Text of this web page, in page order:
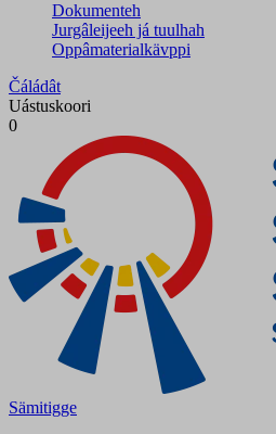
Dokumenteh
Jurgâleijeeh já tuulhah
Oppâmaterialkävppi
Čáládât
Uástuskoori
0
Sämitigge